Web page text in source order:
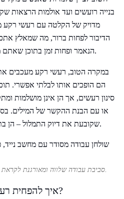
בנייה רועשים ועד אולמות הרצאות
מדויק של הקלטה עם רעשי רקע
הדיבור לפחות ברור, מה שמאלץ
הנאמר ופחות זמן בתוכן שאתם מנסים ליצור באמצעות התמלול.
במקרה הטוב, רעשי רקע מעכבים
הם הופכים אותו לבלתי אפשרי.
סינון רעשים, אך הן אינן מושלמות
או עם הבנת ההקשר של המילים.
שקובעת את דיוק התמלול – הן בתמלול ידני והן בתמלול אוטומטי.
סביבת עבודה שלווה ומאורגנת לקראת פתרון בעיות במרחבים דיגיטליים.
איך להפחית רעשי רקע לאודיו צלול יותר?